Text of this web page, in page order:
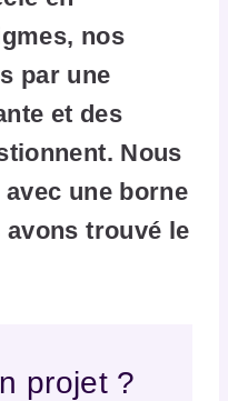
nos
par une
et des
Nous
une borne
avons trouvé le
projet ?